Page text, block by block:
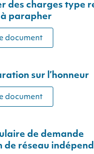
des charges type
parapher
document
sur l’honneur
document
de demande
de réseau